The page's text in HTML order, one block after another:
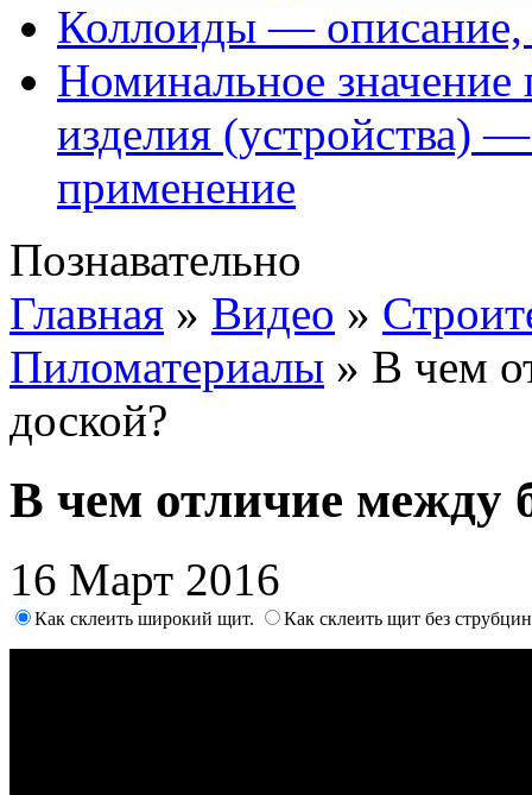
Коллоиды — описание,
Номинальное значение
изделия (устройства)
применение
Познавательно
Главная » Видео »
Пиломатериалы » В чем
доской?
В чем отличие между
16 Март 2016
Как склеить широкий щит. Как склеить щит без